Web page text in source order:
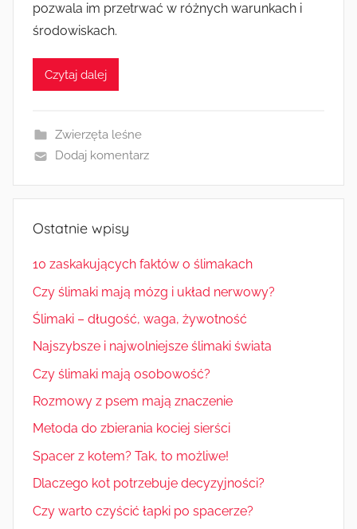
pozwala im przetrwać w różnych warunkach i
środowiskach.
Czytaj dalej
Zwierzęta leśne
Dodaj komentarz
Ostatnie wpisy
10 zaskakujących faktów o ślimakach
Czy ślimaki mają mózg i układ nerwowy?
Ślimaki – długość, waga, żywotność
Najszybsze i najwolniejsze ślimaki świata
Czy ślimaki mają osobowość?
Rozmowy z psem mają znaczenie
Metoda do zbierania kociej sierści
Spacer z kotem? Tak, to możliwe!
Dlaczego kot potrzebuje decyzyjności?
Czy warto czyścić łapki po spacerze?